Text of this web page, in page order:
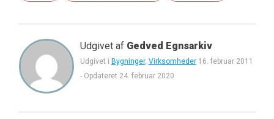
Udgivet af Gedved Egnsarkiv
Udgivet i Bygninger, Virksomheder 16. februar 2011
- Opdateret 24. februar 2020